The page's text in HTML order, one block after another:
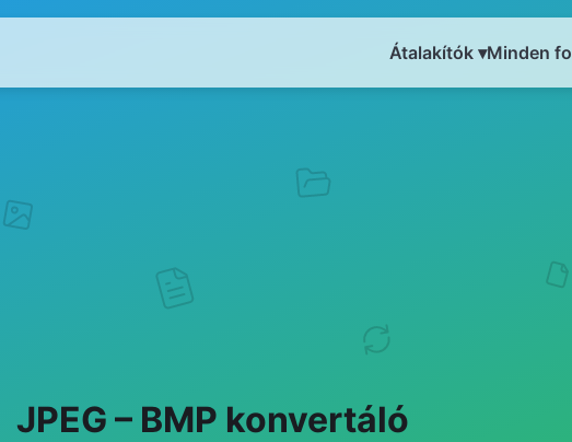
Átalakítók ▾Minden
JPEG – BMP konvertáló